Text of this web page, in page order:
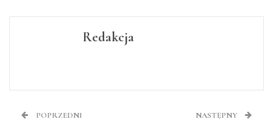
Redakcja
POPRZEDNI NASTĘPNY